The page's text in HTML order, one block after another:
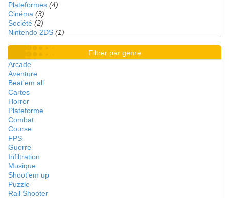
Plateformes (4)
Cinéma (3)
Société (2)
Nintendo 2DS (1)
Filtrer par genre
Arcade
Aventure
Beat'em all
Cartes
Horror
Plateforme
Combat
Course
FPS
Guerre
Infiltration
Musique
Shoot'em up
Puzzle
Rail Shooter